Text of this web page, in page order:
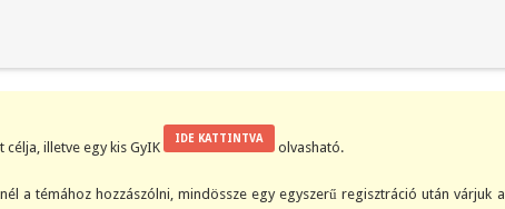
célja, illetve egy kis GyIK
IDE KATTINTVA
olvasható.
a témához hozzászólni, mindössze egy egyszerű regisztráció után várjuk a